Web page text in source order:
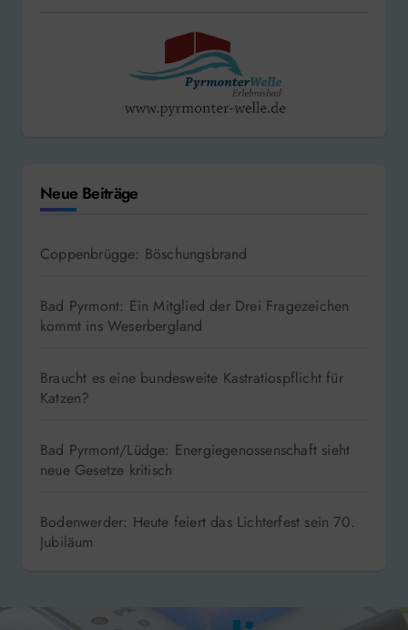
Neue Beiträge
Coppenbrügge: Böschungsbrand
Bad Pyrmont: Ein Mitglied der Drei Fragezeichen
kommt ins Weserbergland
Braucht es eine bundesweite Kastratiospflicht für
Katzen?
Bad Pyrmont/Lüdge: Energiegenossenschaft sieht
neue Gesetze kritisch
Bodenwerder: Heute feiert das Lichterfest sein 70.
Jubiläum